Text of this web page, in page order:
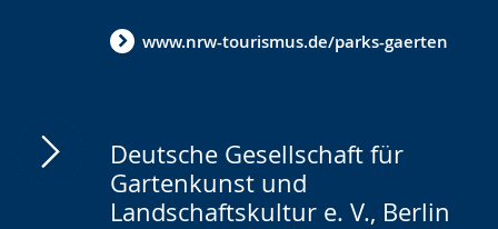
www.nrw-tourismus.de/parks-gaerten
Deutsche Gesellschaft für
Gartenkunst und
Landschaftskultur e. V., Berlin